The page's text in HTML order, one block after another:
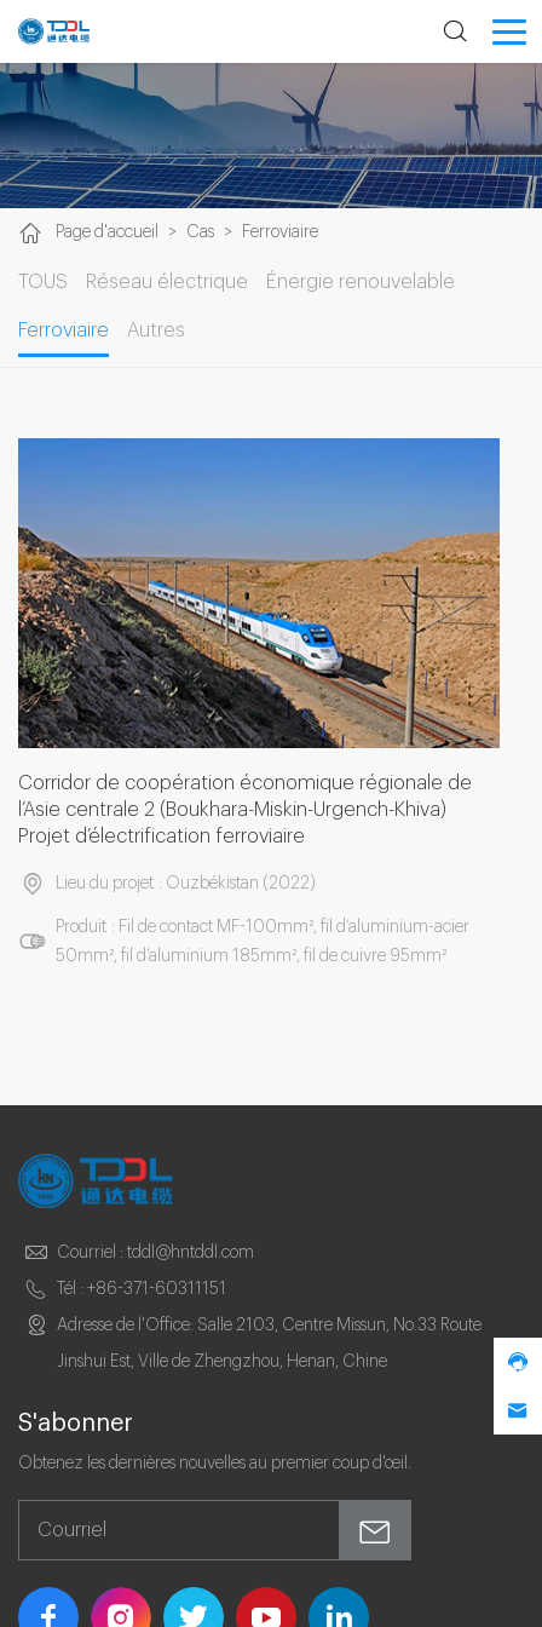
Page d'accueil > Cas > Ferroviaire
TOUS Réseau électrique Énergie renouvelable
Ferroviaire Autres
Corridor de coopération économique régionale de
l’Asie centrale 2 (Boukhara-Miskin-Urgench-Khiva)
Projet d’électrification ferroviaire
Lieu du projet : Ouzbékistan (2022)
Produit : Fil de contact MF-100mm², fil d’aluminium-acier
50mm², fil d’aluminium 185mm², fil de cuivre 95mm²
Courriel : tddl@hntddl.com
Tél : +86-371-60311151
Adresse de l'Office: Salle 2103, Centre Missun, No.33 Route
Jinshui Est, Ville de Zhengzhou, Henan, Chine
S'abonner
Obtenez les dernières nouvelles au premier coup d'œil.